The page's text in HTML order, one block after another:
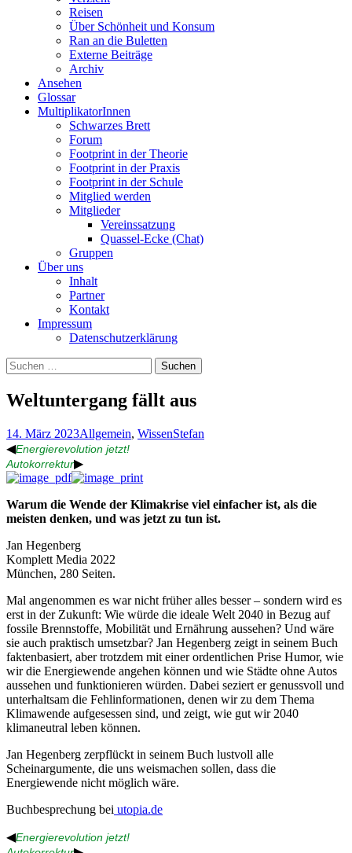
Reisen
Über Schönheit und Konsum
Ran an die Buletten
Externe Beiträge
Archiv
Ansehen
Glossar
MultiplikatorInnen
Schwarzes Brett
Forum
Footprint in der Theorie
Footprint in der Praxis
Footprint in der Schule
Mitglied werden
Mitglieder
Vereinssatzung
Quassel-Ecke (Chat)
Gruppen
Über uns
Inhalt
Partner
Kontakt
Impressum
Datenschutzerklärung
Suchen
nach:
Weltuntergang fällt aus
14. März 2023Allgemein, WissenStefan
◀Energierevolution jetzt!
Autokorrektur▶
Warum die Wende der Klimakrise viel einfacher ist, als die
meisten denken, und was jetzt zu tun ist.
Jan Hegenberg
Komplett Media 2022
München, 280 Seiten.
Mal angenommen es war nicht früher alles besser – sondern wird es
erst in der Zukunft: Wie würde die ideale Welt 2040 in Bezug auf
fossile Brennstoffe, Mobilität und Ernährung aussehen? Und wäre
sie auch praktisch umsetzbar? Jan Hegenberg zeigt in seinem Buch
faktenbasiert, aber trotzdem mit einer ordentlichen Prise Humor, wie
wir die Energiewende angehen können und wie Städte ohne Autos
aussehen und funktionieren würden. Dabei seziert er genussvoll und
unterhaltsam die Fehlinformationen, denen wir zu dem Thema
Klimawende aufgesessen sind, und zeigt, wie gut wir 2040
klimaneutral leben können.
Jan Hegenberg zerpflückt in seinem Buch lustvoll alle
Scheinargumente, die uns weismachen sollen, dass die
Energiewende nicht möglich wäre.
Buchbesprechung bei utopia.de
◀Energierevolution jetzt!